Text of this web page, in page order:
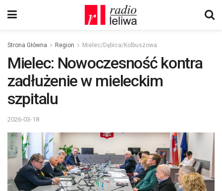
Strona Główna Region Mielec/Dębica/Kolbuszowa
Mielec: Nowoczesność kontra
zadłużenie w mieleckim
szpitalu
2026-03-18